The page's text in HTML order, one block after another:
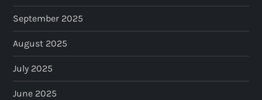
o
n
September 2025
August 2025
July 2025
June 2025